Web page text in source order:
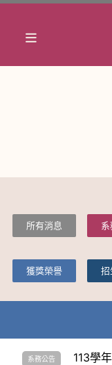
所有消息
獲獎榮譽 招
系務公告
113學